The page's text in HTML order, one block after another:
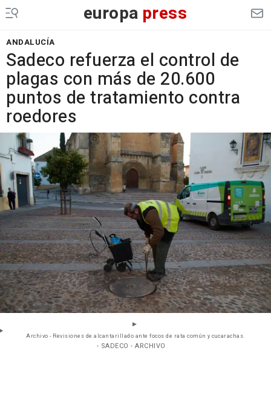
europa press
ANDALUCÍA
Sadeco refuerza el control de
plagas con más de 20.600
puntos de tratamiento contra
roedores
Archivo - Revisiones de alcantarillado ante focos de rata común y cucarachas.
- SADECO - ARCHIVO